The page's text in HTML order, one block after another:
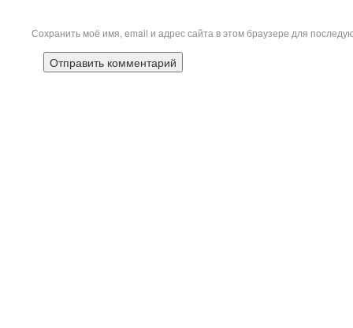
Сохранить моё имя, email и адрес сайта в этом браузере для